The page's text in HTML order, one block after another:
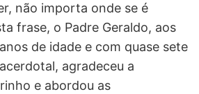
não importa onde se é
frase, o Padre Geraldo, aos
de idade e com quase sete
agradeceu a
e abordou as